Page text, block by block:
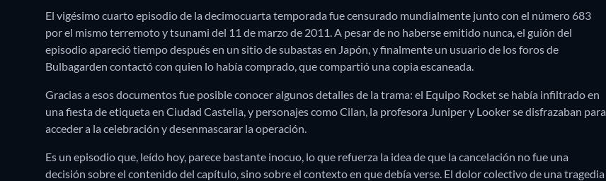
El vigésimo cuarto episodio de la decimocuarta temporada fue censurado mundialmente junto con el número 683
por el mismo terremoto y tsunami del 11 de marzo de 2011. A pesar de no haberse emitido nunca, el guión del
episodio apareció tiempo después en un sitio de subastas en Japón, y finalmente un usuario de los foros de
Bulbagarden contactó con quien lo había comprado, que compartió una copia escaneada.
Gracias a esos documentos fue posible conocer algunos detalles de la trama: el Equipo Rocket se había infiltrado en
una fiesta de etiqueta en Ciudad Castelia, y personajes como Cilan, la profesora Juniper y Looker se disfrazaban para
acceder a la celebración y desenmascarar la operación.
Es un episodio que, leído hoy, parece bastante inocuo, lo que refuerza la idea de que la cancelación no fue una
decisión sobre el contenido del capítulo, sino sobre el contexto en que debía verse. El dolor colectivo de una tragedia